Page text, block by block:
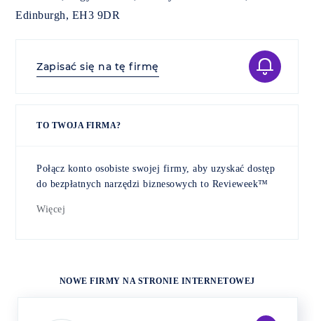
Edinburgh, EH3 9DR
Zapisać się na tę firmę
TO TWOJA FIRMA?
Połącz konto osobiste swojej firmy, aby uzyskać dostęp
do bezpłatnych narzędzi biznesowych to Revieweek™
Więcej
NOWE FIRMY NA STRONIE INTERNETOWEJ